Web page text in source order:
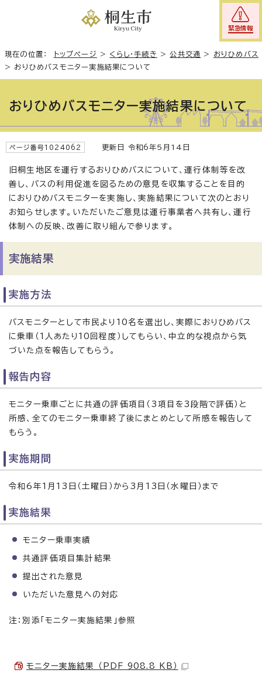
緊急情報
現在の位置： トップページ > くらし・手続き >公共交通 > おりひめバス
> おりひめバスモニター実施結果について
おりひめバスモニター実施結果について
ページ番号1024062 更新日 令和6年5月14日
旧桐生地区を運行するおりひめバスについて、運行体制等を改
善し、バスの利用促進を図るための意見を収集することを目的
におりひめバスモニターを実施し、実施結果について次のとおり
お知らせします。いただいたご意見は運行事業者へ共有し、運行
体制への反映、改善に取り組んで参ります。
実施結果
実施方法
バスモニターとして市民より10名を選出し、実際におりひめバス
に乗車（1人あたり10回程度）してもらい、中立的な視点から気
づいた点を報告してもらう。
報告内容
モニター乗車ごとに共通の評価項目（3項目を3段階で評価）と
所感、全てのモニター乗車終了後にまとめとして所感を報告して
もらう。
実施期間
令和6年1月13日（土曜日）から3月13日（水曜日）まで
実施結果
モニター乗車実績
共通評価項目集計結果
提出された意見
いただいた意見への対応
注：別添「モニター実施結果」参照
モニター実施結果 （PDF 908.8 KB）